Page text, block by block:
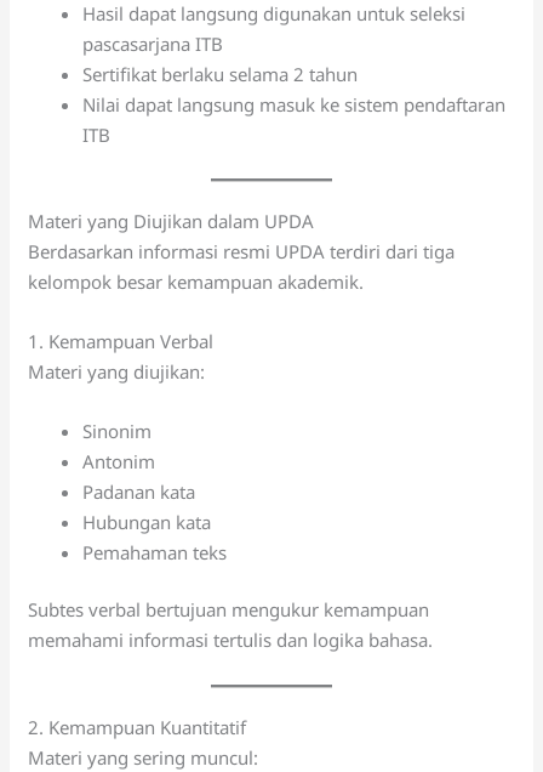
Hasil dapat langsung digunakan untuk seleksi
pascasarjana ITB
Sertifikat berlaku selama 2 tahun
Nilai dapat langsung masuk ke sistem pendaftaran
ITB
Materi yang Diujikan dalam UPDA
Berdasarkan informasi resmi UPDA terdiri dari tiga
kelompok besar kemampuan akademik.
1. Kemampuan Verbal
Materi yang diujikan:
Sinonim
Antonim
Padanan kata
Hubungan kata
Pemahaman teks
Subtes verbal bertujuan mengukur kemampuan
memahami informasi tertulis dan logika bahasa.
2. Kemampuan Kuantitatif
Materi yang sering muncul: